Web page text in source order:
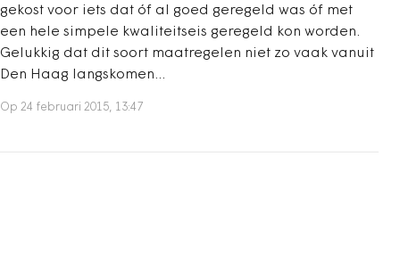
gekost voor iets dat óf al goed geregeld was óf met
een hele simpele kwaliteitseis geregeld kon worden.
Gelukkig dat dit soort maatregelen niet zo vaak vanuit
Den Haag langskomen...
Op 24 februari 2015, 13:47